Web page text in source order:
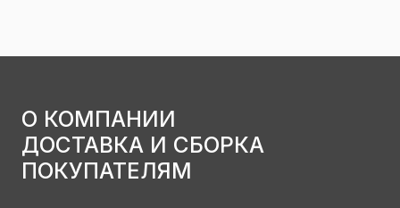
О КОМПАНИИ
ДОСТАВКА И СБОРКА
ПОКУПАТЕЛЯМ